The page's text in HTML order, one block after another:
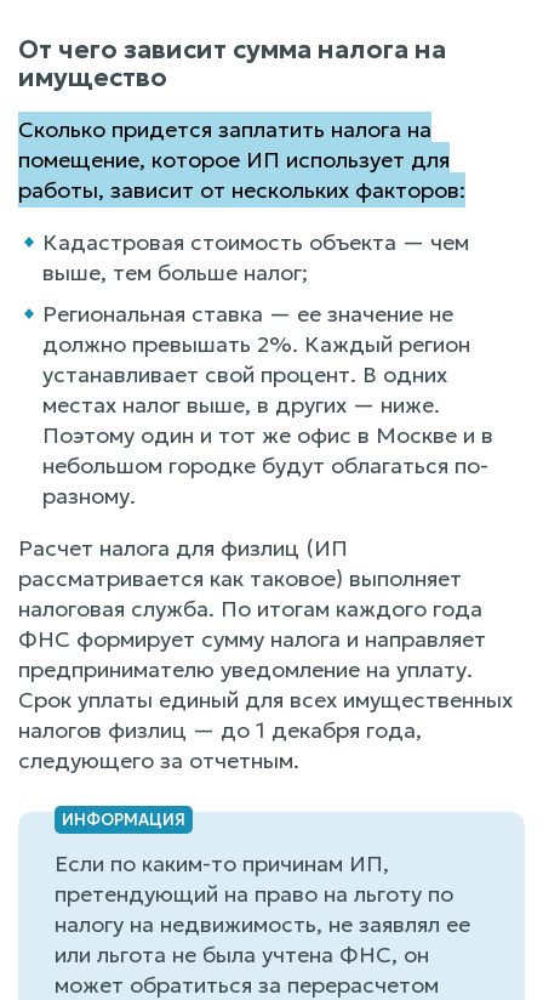
От чего зависит сумма налога на
имущество
Сколько придется заплатить налога на
помещение, которое ИП использует для
работы, зависит от нескольких факторов:
Кадастровая стоимость объекта — чем
выше, тем больше налог;
Региональная ставка — ее значение не
должно превышать 2%. Каждый регион
устанавливает свой процент. В одних
местах налог выше, в других — ниже.
Поэтому один и тот же офис в Москве и в
небольшом городке будут облагаться по-
разному.
Расчет налога для физлиц (ИП
рассматривается как таковое) выполняет
налоговая служба. По итогам каждого года
ФНС формирует сумму налога и направляет
предпринимателю уведомление на уплату.
Срок уплаты единый для всех имущественных
налогов физлиц — до 1 декабря года,
следующего за отчетным.
Если по каким-то причинам ИП,
претендующий на право на льготу по
налогу на недвижимость, не заявлял ее
или льгота не была учтена ФНС, он
может обратиться за перерасчетом